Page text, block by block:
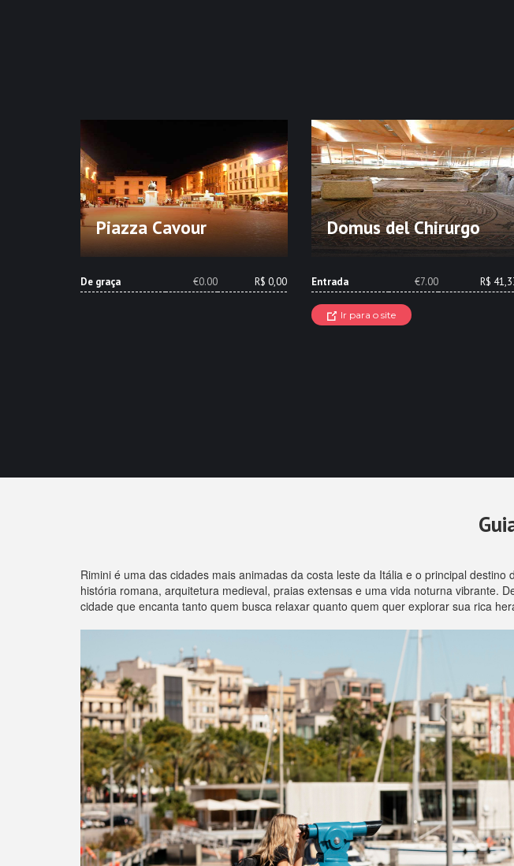
Piazza Cavour
De graça €0.00 R$ 0,00
Domus del Chirurgo
Entrada €7.00 R$
Ir para o site
Rimini é uma das cidades mais animadas da costa leste da Itália e o principal
história romana, arquitetura medieval, praias extensas e uma vida noturna vibrante.
cidade que encanta tanto quem busca relaxar quanto quem quer explorar sua rica